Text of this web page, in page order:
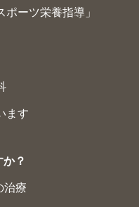
ーツ栄養指導」
ます
？
治療